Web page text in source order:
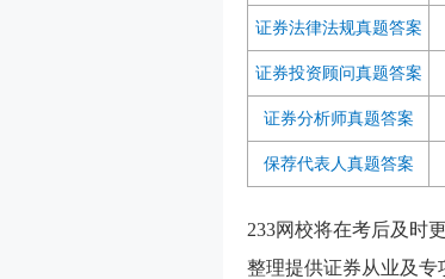
证券法律法规真题答案
证券投资顾问真题答案
证券分析师真题答案
保荐代表人真题答案
233网校将在考后及时
整理提供证券从业及专